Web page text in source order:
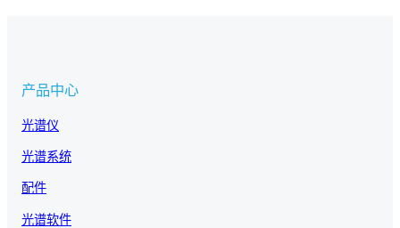
产品中心
光谱仪
光谱系统
配件
光谱软件